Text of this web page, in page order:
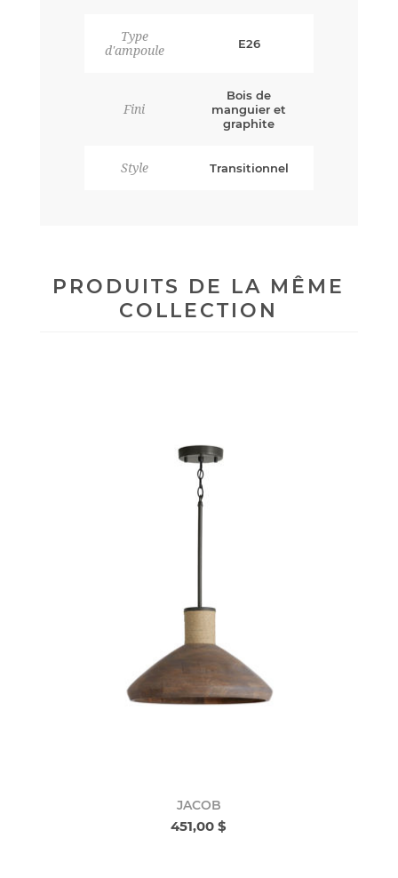
Type
d'ampoule
E26
Fini
Bois de
manguier et
graphite
Style Transitionnel
PRODUITS DE LA MÊME
COLLECTION
JACOB
451,00 $